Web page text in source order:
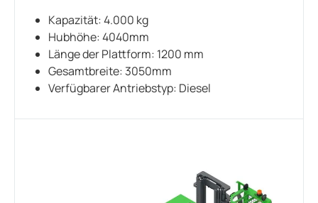
Kapazität: 4.000 kg
Hubhöhe: 4040mm
Länge der Plattform: 1200 mm
Gesamtbreite: 3050mm
Verfügbarer Antriebstyp: Diesel